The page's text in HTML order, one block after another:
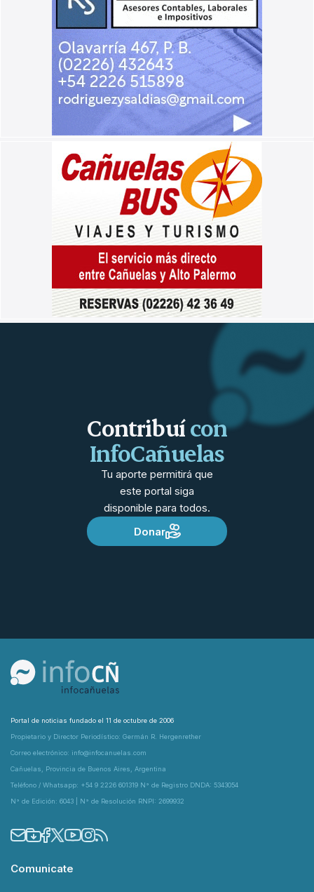
Contribuícon
InfoCañuelas
Tu aporte permitirá que
este portal siga
disponible para todos.
Donar
Portal de noticias fundado el 11 de octubre de 2006
Propietario y Director Periodístico: Germán R. Hergenrether
Correo electrónico: info@infocanuelas.com
Cañuelas, Provincia de Buenos Aires, Argentina
Teléfono / Whatsapp: +54 9 2226 601319 N° de Registro DNDA: 5343054
N° de Edición: 6043 | N° de Resolución RNPI: 2699932
Comunicate